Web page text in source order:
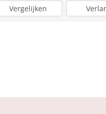
Vergelijken